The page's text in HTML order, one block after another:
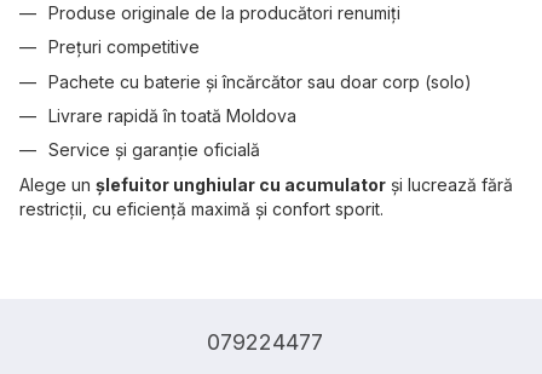
Produse originale de la producători renumiți
Prețuri competitive
Pachete cu baterie și încărcător sau doar corp (solo)
Livrare rapidă în toată Moldova
Service și garanție oficială
Alege un șlefuitor unghiular cu acumulator și lucrează fără
restricții, cu eficiență maximă și confort sporit.
079224477